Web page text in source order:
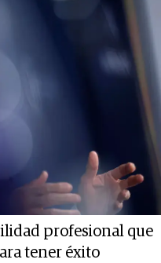
profesional que
tener éxito